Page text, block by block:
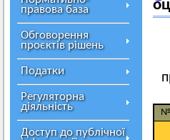
правова база
Обговорення
проєктів рішень
Податки
Регуляторна
діяльність
Доступ до публічної